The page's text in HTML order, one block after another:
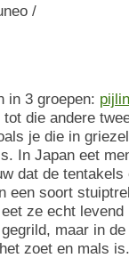
/
in 3 groepen:
die andere
je die in
In Japan eet
dat de tentakels
een soort
ze echt levend
maar in
zoet en mals is.